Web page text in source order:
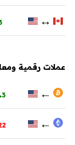
↔
عملات رقمية
←
.3
←